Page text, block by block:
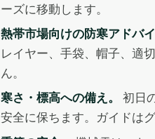
ーズに移動します。
熱帯市場向けの防寒アドバイ
レイヤー、手袋、帽子、適
ん。
寒さ・標高への備え。
初日
安全に保ちます。ガイドは